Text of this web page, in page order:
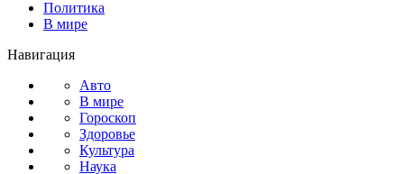
Политика
В мире
Навигация
Авто
В мире
Гороскоп
Здоровье
Культура
Наука